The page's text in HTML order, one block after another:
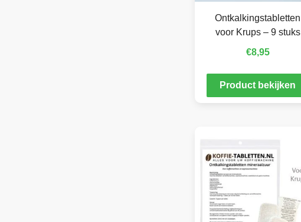
Ontkalkingstabletten
voor Krups – 9 stuks
€8,95
Product bekijken